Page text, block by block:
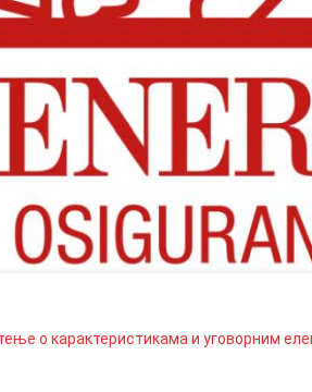
о карактеристикама и уговорним